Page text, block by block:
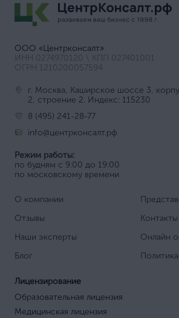
ООО «Центрконсалт»
ИНН 0274970120 \ КПП 027401001
ОГРН 1210200057594
г. Москва, Каширское шоссе 3,
2, строение 2. Индекс: 115230
8 (495) 241-28-77
info@центрконсалт.рф
Режим работы:
по будням с 9:00 до 19:00
по московскому времени
О компании
Отзывы
Наши эксперты
Блог
Контакты
Онлайн
Лицензирование
Образовательная лицензия
Медицинская лицензия